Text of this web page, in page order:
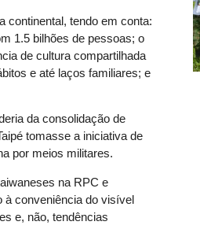
continental, tendo em conta:
1.5 bilhões de pessoas; o
de cultura compartilhada
e até laços familiares; e
da consolidação de
tomasse a iniciativa de
por meios militares.
na RPC e
à conveniência do visível
e, não, tendências